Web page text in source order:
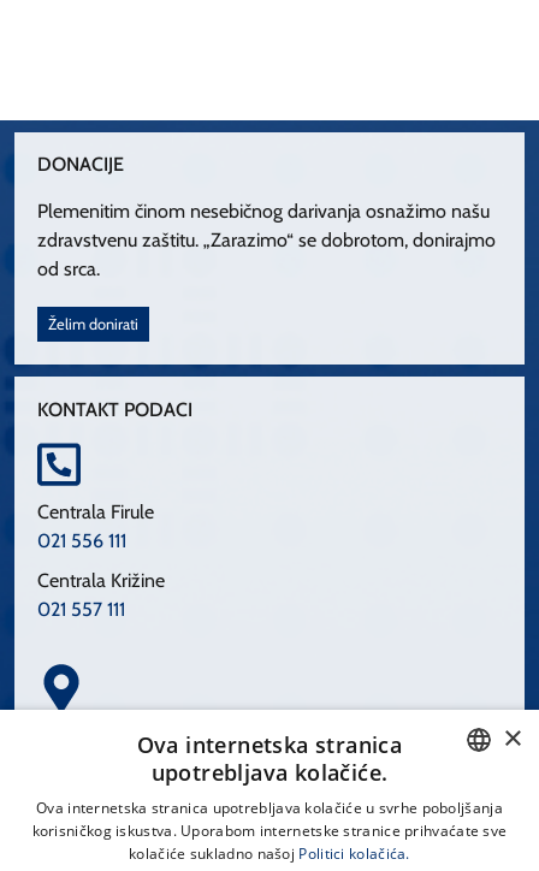
DONACIJE
Plemenitim činom nesebičnog darivanja osnažimo našu
zdravstvenu zaštitu. „Zarazimo“ se dobrotom, donirajmo
od srca.
Želim donirati
KONTAKT PODACI
Centrala Firule
021 556 111
Centrala Križine
021 557 111
Spinčićeva 1, 21000 Split
CROATIAN
×
Ova internetska stranica
upotrebljava kolačiće.
Ova internetska stranica upotrebljava kolačiće u svrhe poboljšanja
korisničkog iskustva. Uporabom internetske stranice prihvaćate sve
kolačiće sukladno našoj Politici kolačića.